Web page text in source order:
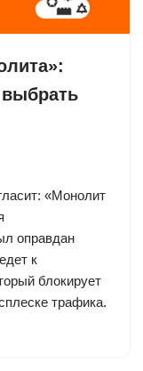
выбрать
«Монолит
оправдан
к
блокирует
трафика.